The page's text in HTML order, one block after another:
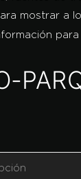
mostrar a